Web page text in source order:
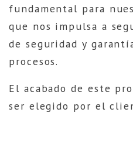
fundamental para
que nos impulsa a
de seguridad y
procesos.
El acabado de este
ser elegido por el